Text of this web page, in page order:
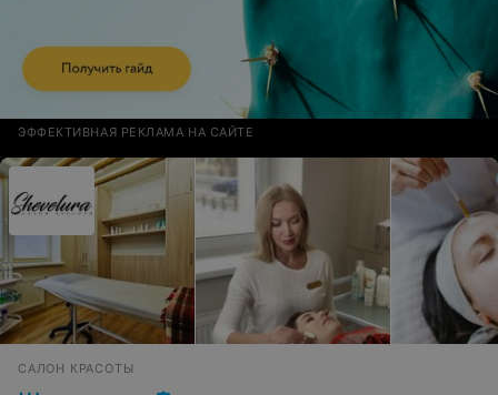
ЭФФЕКТИВНАЯ РЕКЛАМА НА САЙТЕ
САЛОН КРАСОТЫ